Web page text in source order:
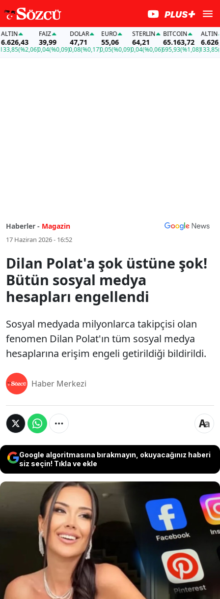
(%2,06)
FAİZ
39,99
0,04(%0,09)
DOLAR
47,71
0,08(%0,17)
EURO
55,06
0,05(%0,09)
STERLIN
64,21
0,04(%0,06)
BITCOIN
65.163,72
695,93(%1,08)
ALTIN
133,85
Haberler - Magazin
17 Haziran 2026 - 16:52
Dilan Polat'a şok üstüne şok!
Bütün sosyal medya
hesapları engellendi
Sosyal medyada milyonlarca takipçisi olan
fenomen Dilan Polat'ın tüm sosyal medya
hesaplarına erişim engeli getirildiği bildirildi.
Haber Merkezi
Google algoritmasına bırakmayın, okuyacağınız haberi
siz seçin! Tıkla ve ekle
Sosyal medyada milyonlarca takipçisi
olan fenomen Dilan Polat'ın tüm sosyal
medya hesaplarına erişim engeli
getirildiği bildirildi.